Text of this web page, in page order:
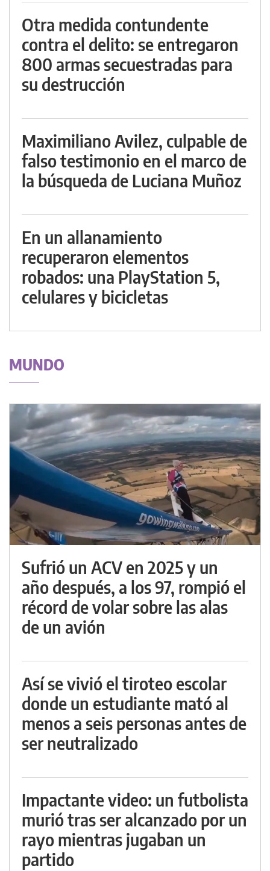
Otra medida contundente
contra el delito: se entregaron
800 armas secuestradas para
su destrucción
Maximiliano Avilez, culpable de
falso testimonio en el marco de
la búsqueda de Luciana Muñoz
En un allanamiento
recuperaron elementos
robados: una PlayStation 5,
celulares y bicicletas
MUNDO
Sufrió un ACV en 2025 y un
año después, a los 97, rompió el
récord de volar sobre las alas
de un avión
Así se vivió el tiroteo escolar
donde un estudiante mató al
menos a seis personas antes de
ser neutralizado
Impactante video: un futbolista
murió tras ser alcanzado por un
rayo mientras jugaban un
partido